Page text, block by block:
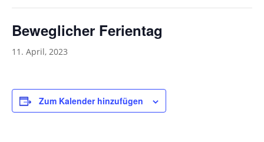
Beweglicher Ferientag
11. April, 2023
Zum Kalender hinzufügen